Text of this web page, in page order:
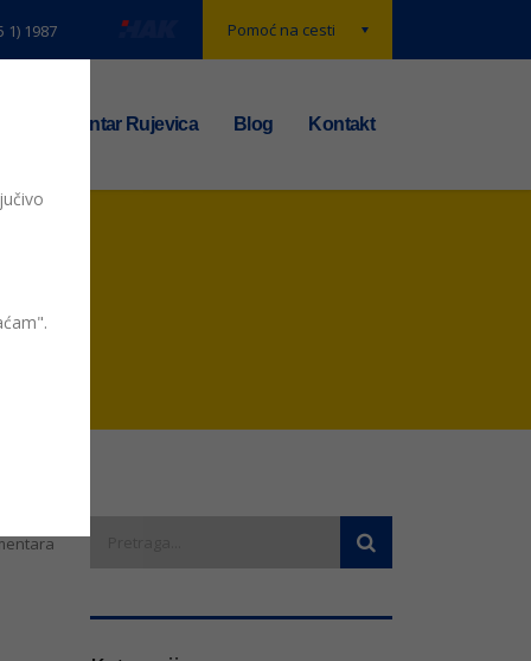
Pomoć na cesti
1) 1987
TS centar Rujevica Blog Kontakt